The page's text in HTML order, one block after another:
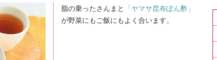
脂の乗ったさんまと 「ヤマサ昆布ぽん酢」
が野菜にもご飯にもよく合います。